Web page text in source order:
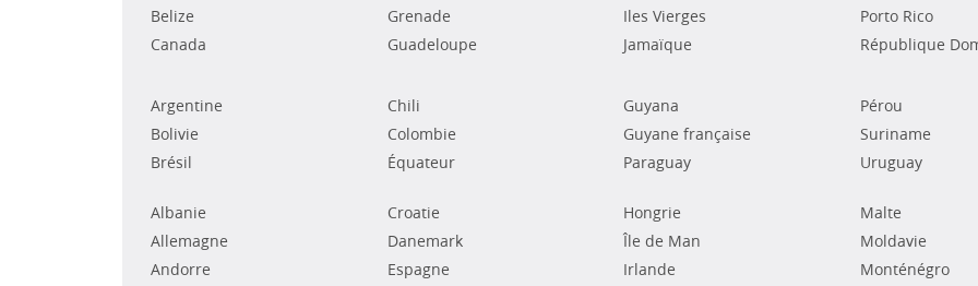
Belize
Canada
Grenade
Guadeloupe
Iles Vierges
Jamaïque
Porto Rico
République
Argentine
Bolivie
Brésil
Chili
Colombie
Équateur
Guyana
Guyane française
Paraguay
Pérou
Suriname
Uruguay
Albanie
Allemagne
Andorre
Croatie
Danemark
Espagne
Hongrie
Île de Man
Irlande
Malte
Moldavie
Monténégro